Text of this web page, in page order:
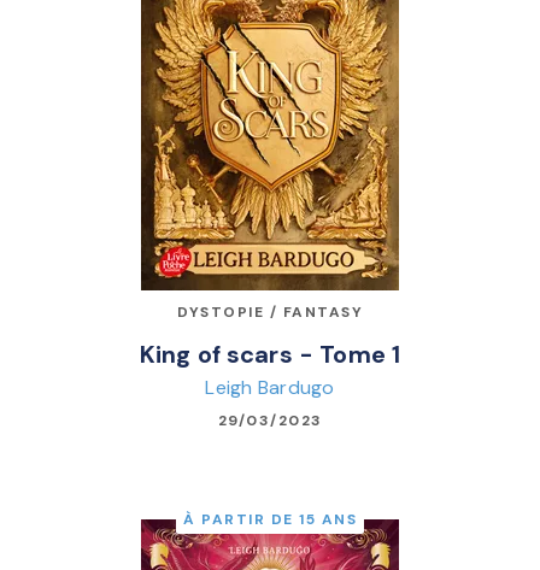
DYSTOPIE / FANTASY
King of scars - Tome 1
Leigh Bardugo
29/03/2023
À PARTIR DE 15 ANS